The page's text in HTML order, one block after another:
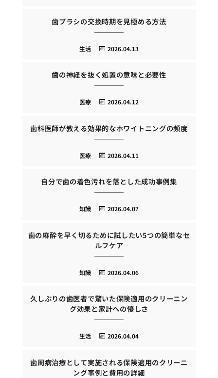
歯ブラシの交換時期を見極める方法
2026.04.13
生活
歯の神経を抜く処置の意味と必要性
2026.04.12
医療
歯科医師が教える効果的なホワイトニングの頻度
2026.04.11
医療
自分で歯の着色汚れを落とした成功事例集
2026.04.07
知識
歯の麻酔を早く切るために試したい5つの簡単なセ
ルフケア
2026.04.06
知識
久しぶりの歯医者で驚いた保険適用のクリーニン
グ効果と家計への優しさ
2026.04.04
生活
歯周病治療として実施される保険適用のクリーニ
ング事例と費用の詳細